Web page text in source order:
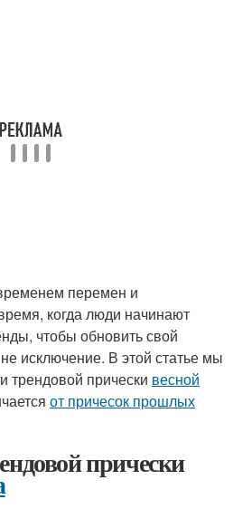
перемен и
когда люди начинают
чтобы обновить свой
исключение. В этой статье мы
трендовой прически весной
от причесок прошлых
прически